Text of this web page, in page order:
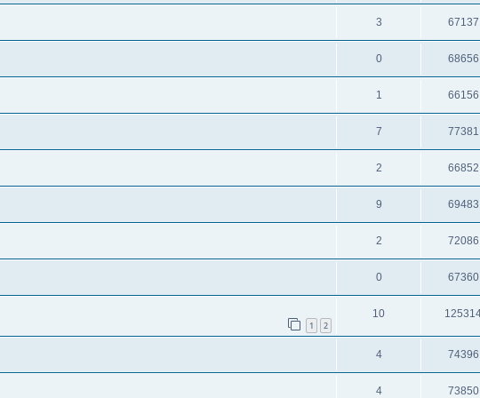
3 67137
0 68656
1 66156
7 77381
2 66852
9 69483
2 72086
0 67360
1 2
10
4 74396
4 73850